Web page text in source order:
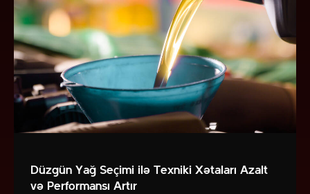
Düzgün Yağ Seçimi ilə Texniki Xətaları Azalt
və Performansı Artır